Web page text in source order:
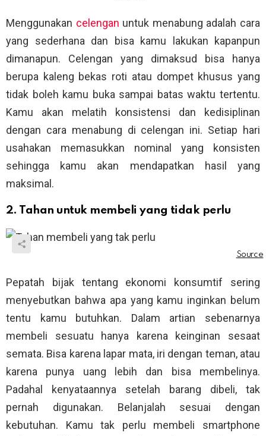
Menggunakan celengan untuk menabung adalah cara
yang sederhana dan bisa kamu lakukan kapanpun
dimanapun. Celengan yang dimaksud bisa hanya
berupa kaleng bekas roti atau dompet khusus yang
tidak boleh kamu buka sampai batas waktu tertentu.
Kamu akan melatih konsistensi dan kedisiplinan
dengan cara menabung di celengan ini. Setiap hari
usahakan memasukkan nominal yang konsisten
sehingga kamu akan mendapatkan hasil yang
maksimal.
2. Tahan untuk membeli yang tidak perlu
Pepatah bijak tentang ekonomi konsumtif sering
menyebutkan bahwa apa yang kamu inginkan belum
tentu kamu butuhkan. Dalam artian sebenarnya
membeli sesuatu hanya karena keinginan sesaat
semata. Bisa karena lapar mata, iri dengan teman, atau
karena punya uang lebih dan bisa membelinya.
Padahal kenyataannya setelah barang dibeli, tak
pernah digunakan. Belanjalah sesuai dengan
kebutuhan. Kamu tak perlu membeli smartphone